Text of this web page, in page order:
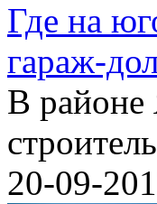
Где на
гараж-
В районе
20-09-